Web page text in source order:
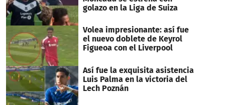
golazo en la Liga de Suiza
Volea impresionante: así fue
el nuevo doblete de Keyrol
Figueoa con el Liverpool
Así fue la exquisita asistencia
Luis Palma en la victoria del
Lech Poznán